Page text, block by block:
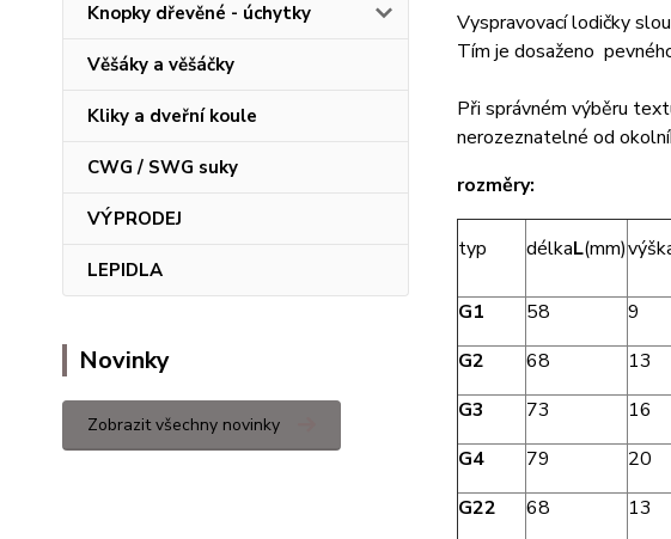
Knopky dřevěné - úchytky
Věšáky a věšáčky
Kliky a dveřní koule
CWG / SWG suky
VÝPRODEJ
LEPIDLA
Novinky
Zobrazit všechny novinky
Vyspravovací lodičky
Tím je dosaženo
Při správném výběru
nerozeznatelné od
rozměry:
typ délkaL(mm)
G1
58 9
G2
68 13
G3
73 16
G4
79 20
G22
68 13